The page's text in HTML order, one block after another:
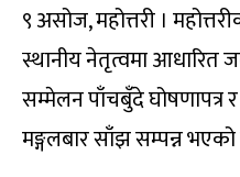
९ असोज, महोत्तरी ।
स्थानीय नेतृत्वमा आधारित
सम्मेलन पाँचबुँदे घोषणापत्र
मङ्गलबार साँझ सम्पन्न